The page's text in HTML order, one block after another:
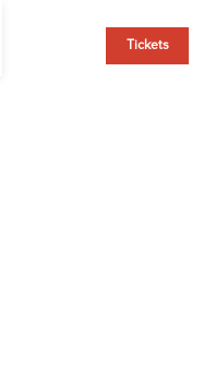
Tickets